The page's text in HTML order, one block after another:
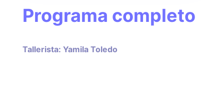
Programa completo
Tallerista: Yamila Toledo